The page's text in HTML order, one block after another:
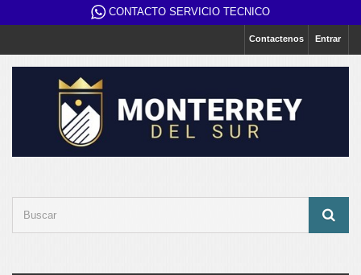
CONTACTO SERVICIO TECNICO
Entrar
Contactenos